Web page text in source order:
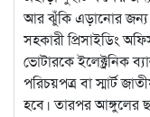
আর ঝুঁকি এড়ানোর জন্য
সহকারী প্রিসাইডিং
ভোটারকে ইলেক্ট্রনিক
পরিচয়পত্র বা স্মার্ট
হবে। তারপর আঙ্গুলের